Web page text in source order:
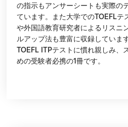
の指示もアンサーシートも実際の
ています。また大学でのTOEFLテ
や外国語教育研究者によるリスニ
ルアップ法も豊富に収録していま
TOEFL ITPテストに慣れ親しみ、
めの受験者必携の1冊です。